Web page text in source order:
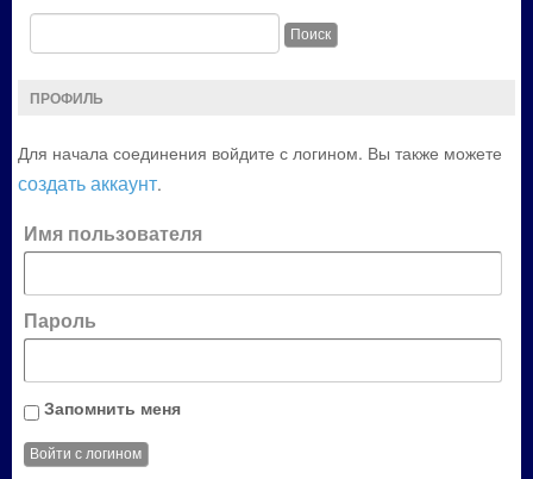
ПРОФИЛЬ
Для начала соединения войдите с логином. Вы также можете
создать аккаунт.
Имя пользователя
Пароль
Запомнить меня